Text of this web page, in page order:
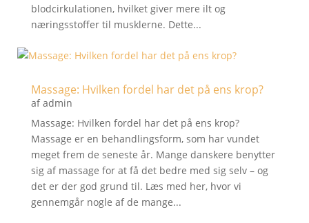
blodcirkulationen, hvilket giver mere ilt og
næringsstoffer til musklerne. Dette...
Massage: Hvilken fordel har det på ens krop?
afadmin
Massage: Hvilken fordel har det på ens krop?
Massage er en behandlingsform, som har vundet
meget frem de seneste år. Mange danskere benytter
sig af massage for at få det bedre med sig selv – og
det er der god grund til. Læs med her, hvor vi
gennemgår nogle af de mange...